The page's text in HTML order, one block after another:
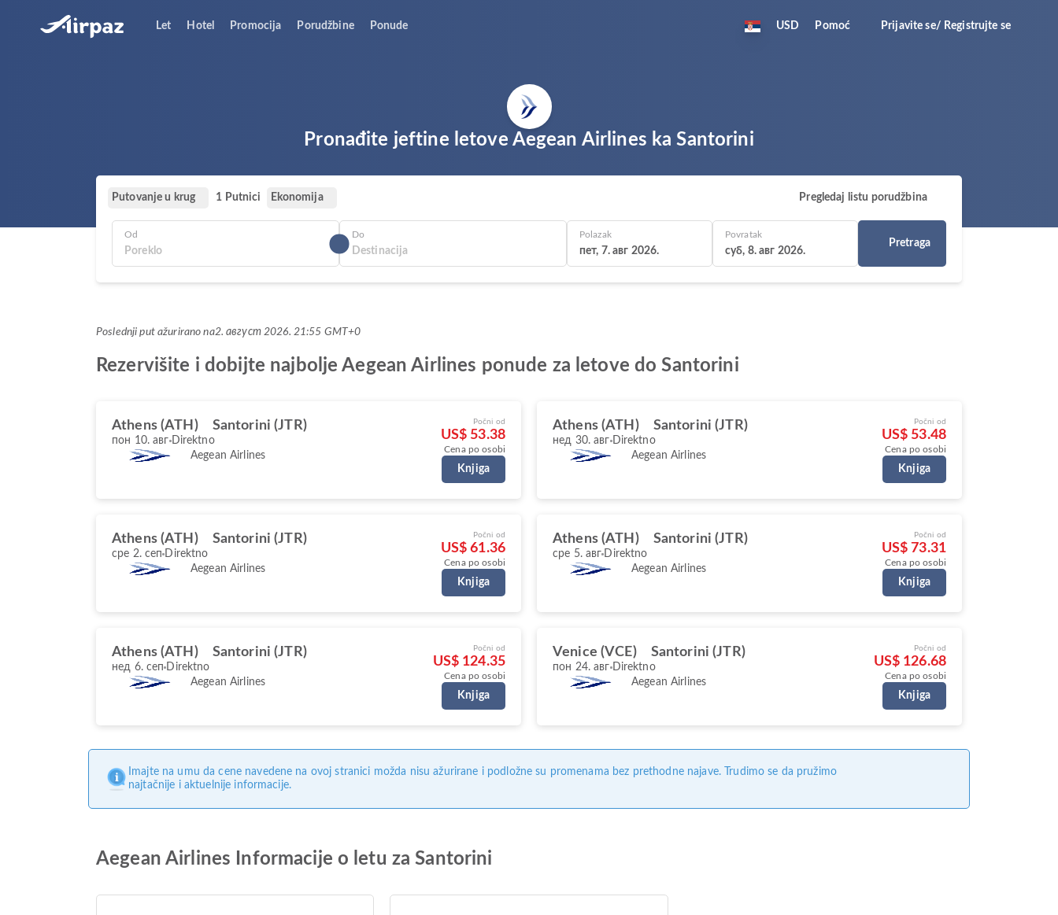
Let Hotel Promocija Porudžbine Ponude USD Pomoć Prijavite se/ Registrujte se
Pronađite jeftine letove Aegean Airlines ka Santorini
Putovanje u krug 1 Putnici Ekonomija Pregledaj listu porudžbina
Od Do Polazak
пет, 7. авг 2026.
Povratak
суб, 8. авг 2026.
Pretraga
Poslednji put ažurirano na2. август 2026. 21:55 GMT+0
Rezervišite i dobijte najbolje Aegean Airlines ponude za letove do Santorini
Athens (ATH) Santorini (JTR)
пон 10. авг Direktno
Aegean Airlines
Počni od
US$ 53.38
Cena po osobi
Knjiga
Athens (ATH) Santorini (JTR)
нед 30. авг Direktno
Aegean Airlines
Počni od
US$ 53.48
Cena po osobi
Knjiga
Athens (ATH) Santorini (JTR)
сре 2. сеп Direktno
Aegean Airlines
Počni od
US$ 61.36
Cena po osobi
Knjiga
Athens (ATH) Santorini (JTR)
сре 5. авг Direktno
Aegean Airlines
Počni od
US$ 73.31
Cena po osobi
Knjiga
Athens (ATH) Santorini (JTR)
нед 6. сеп Direktno
Aegean Airlines
Počni od
US$ 124.35
Cena po osobi
Knjiga
Venice (VCE) Santorini (JTR)
пон 24. авг Direktno
Aegean Airlines
Počni od
US$ 126.68
Cena po osobi
Knjiga
Imajte na umu da cene navedene na ovoj stranici možda nisu ažurirane i podložne su promenama bez prethodne najave. Trudimo se da pružimo
najtačnije i aktuelnije informacije.
Aegean Airlines Informacije o letu za Santorini